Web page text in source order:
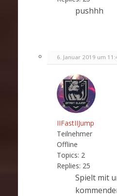
pushhh
6. Januar 2019 um
IIFastIIJump
Teilnehmer
Offline
Topics: 2
Replies: 25
Spielt mit